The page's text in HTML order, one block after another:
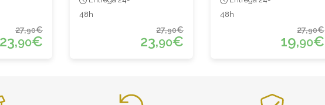
27,90€
23,90€
48h
27,90€
23,90€
48h
27,90€
19,90€